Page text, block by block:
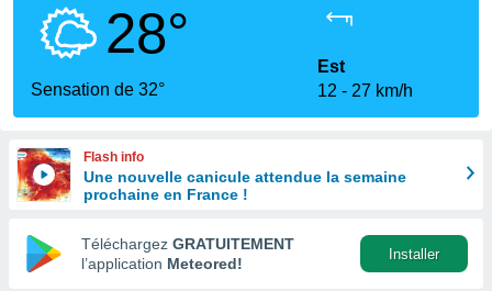
en
28°
Sensation de 32°
Est
12
27 km/h
Flash info
Une nouvelle canicule attendue la semaine
prochaine en France !
Téléchargez GRATUITEMENT
l’application Meteored!
Installer